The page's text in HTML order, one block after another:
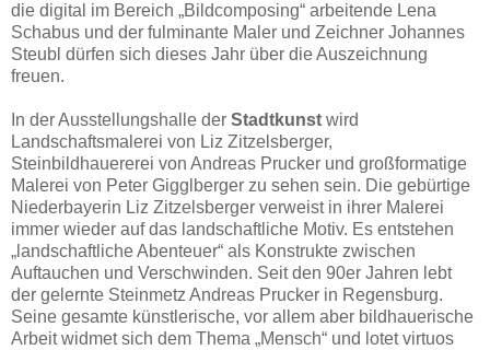
die digital im Bereich „Bildcomposing“ arbeitende Lena
Schabus und der fulminante Maler und Zeichner Johannes
Steubl dürfen sich dieses Jahr über die Auszeichnung
freuen.
In der Ausstellungshalle der Stadtkunst wird
Landschaftsmalerei von Liz Zitzelsberger,
Steinbildhauererei von Andreas Prucker und großformatige
Malerei von Peter Gigglberger zu sehen sein. Die gebürtige
Niederbayerin Liz Zitzelsberger verweist in ihrer Malerei
immer wieder auf das landschaftliche Motiv. Es entstehen
„landschaftliche Abenteuer“ als Konstrukte zwischen
Auftauchen und Verschwinden. Seit den 90er Jahren lebt
der gelernte Steinmetz Andreas Prucker in Regensburg.
Seine gesamte künstlerische, vor allem aber bildhauerische
Arbeit widmet sich dem Thema „Mensch“ und lotet virtuos